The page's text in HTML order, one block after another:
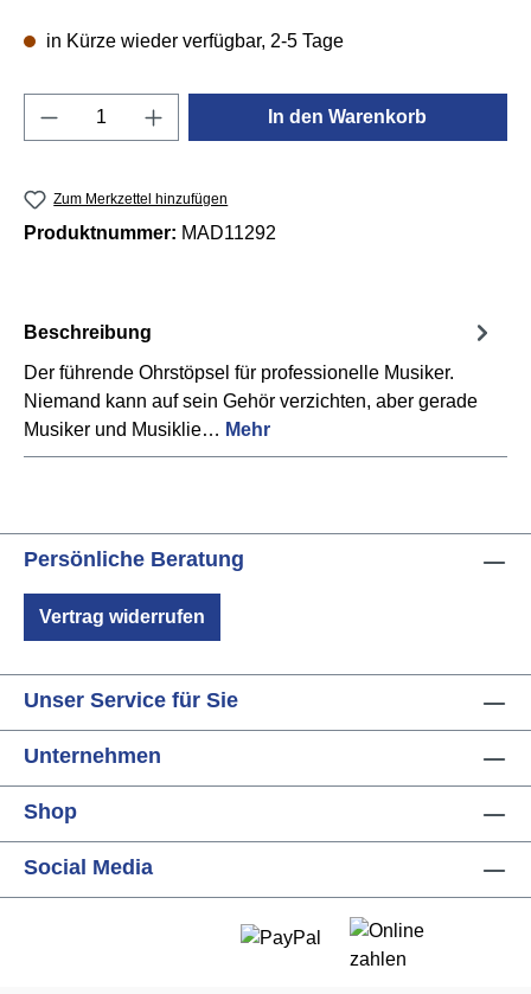
in Kürze wieder verfügbar, 2-5 Tage
Produkt Anzahl: Gib den gewünschten
In den Warenkorb
Zum Merkzettel hinzufügen
Produktnummer: MAD11292
Beschreibung
Der führende Ohrstöpsel für professionelle Musiker.
Niemand kann auf sein Gehör verzichten, aber gerade
Musiker und Musiklie… Mehr
Persönliche Beratung
Vertrag widerrufen
Unser Service für Sie
Unternehmen
Shop
Social Media